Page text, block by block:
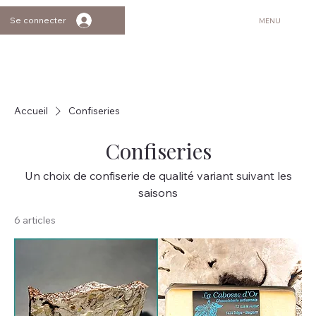
Se connecter MENU
Accueil Confiseries
Confiseries
Un choix de confiserie de qualité variant suivant les
saisons
6 articles